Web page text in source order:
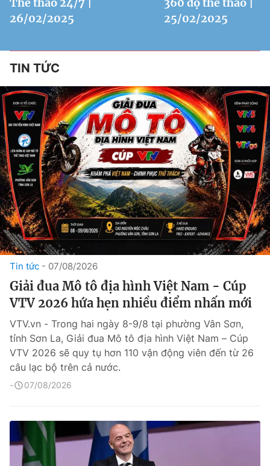
26/02/2025
25/02/2025
TIN TỨC
Tin tức 07/08/2026
Giải đua Mô tô địa hình Việt Nam - Cúp
VTV 2026 hứa hẹn nhiều điểm nhấn mới
VTV.vn - Trong hai ngày 8-9/8 tại phường Vân Sơn,
tỉnh Sơn La, Giải đua Mô tô địa hình Việt Nam – Cúp
VTV 2026 sẽ quy tụ hơn 110 vận động viên đến từ 26
câu lạc bộ trên cả nước.
07/08/2026